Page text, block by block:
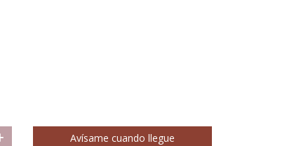
Avísame cuando llegue